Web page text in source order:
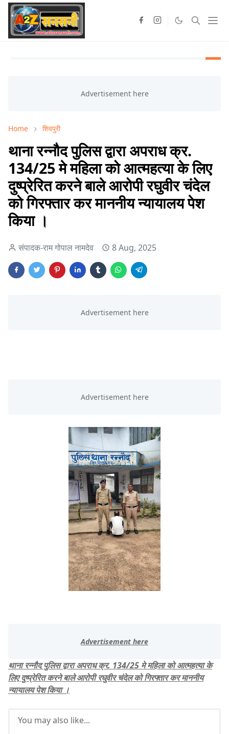
Home शिवपुरी
थाना रन्नौद पुलिस द्वारा अपराध क्र.
134/25 मे महिला को आत्महत्या के लिए
दुष्प्रेरित करने बाले आरोपी रघुवीर चंदेल
को गिरफ्तार कर माननीय न्यायालय पेश
किया ।
संपादक-राम गोपाल नामदेव 8 Aug, 2025
थाना रन्नौद पुलिस द्वारा अपराध क्र. 134/25 मे महिला को आत्महत्या के
लिए दुष्प्रेरित करने बाले आरोपी रघुवीर चंदेल को गिरफ्तार कर माननीय
न्यायालय पेश किया ।
You may also like...